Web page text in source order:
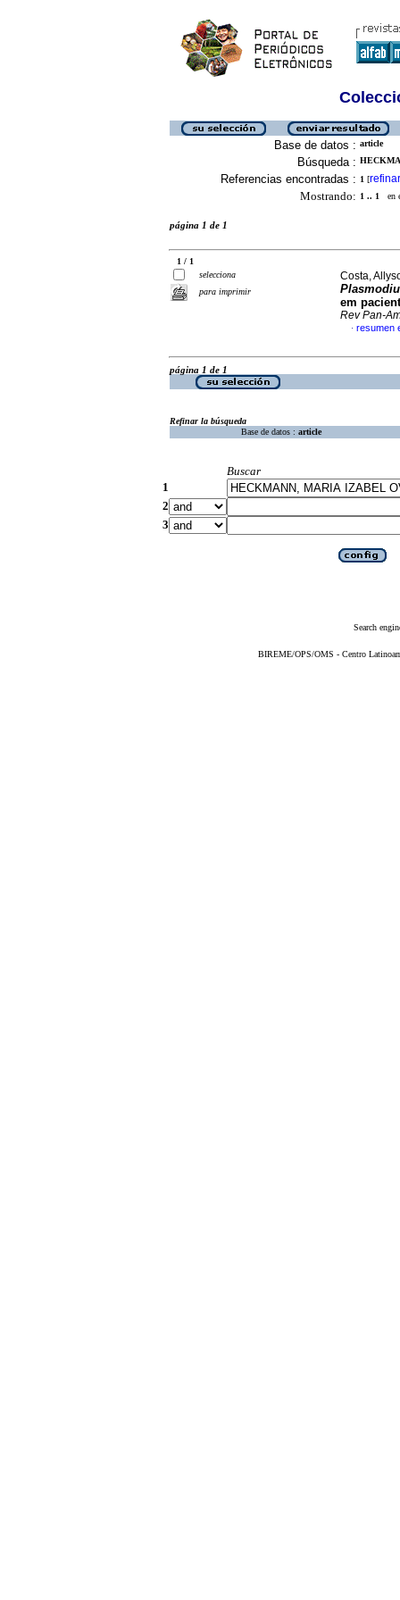
Base de datos : article
Búsqueda :
Referencias encontradas : 1 [refinar
Mostrando: 1 .. 1 en
página 1 de 1
1 / 1
selecciona
para imprimir
Costa,
em
Rev Pan-
· resumen
página 1 de 1
Refinar la búsqueda
Base de datos : article
Buscar
1
2
3
Search
BIREME/OPS/OMS - Centro